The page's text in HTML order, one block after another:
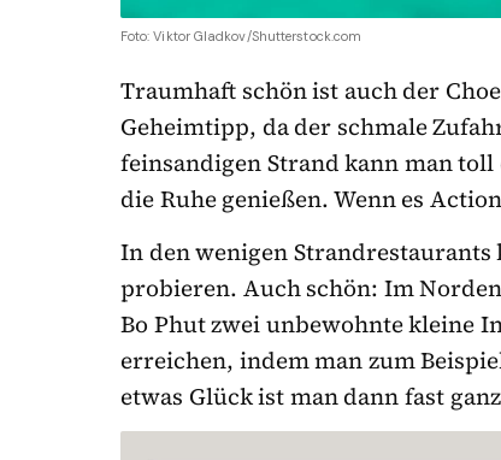
Foto: Viktor Gladkov/Shutterstock.com
Traumhaft schön ist auch der
Geheimtipp, da der schmale
feinsandigen Strand kann man
die Ruhe genießen. Wenn es
In den wenigen
probieren. Auch schön: Im
Bo Phut zwei unbewohnte kleine
erreichen, indem man zum
etwas Glück ist man dann fast